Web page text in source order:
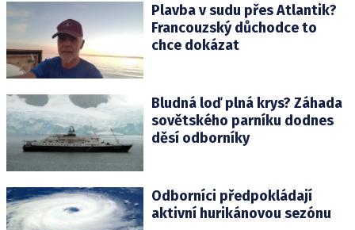
Plavba v sudu přes Atlantik?
Francouzský důchodce to
chce dokázat
Bludná loď plná krys? Záhada
sovětského parníku dodnes
děsí odborníky
Odborníci předpokládají
aktivní hurikánovou sezónu